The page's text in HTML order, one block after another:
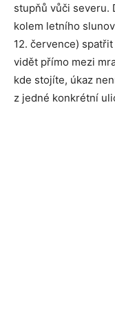
stupňů vůči severu.
kolem letního
12. července)
vidět přímo mezi
kde stojíte, úkaz
z jedné konkrétní